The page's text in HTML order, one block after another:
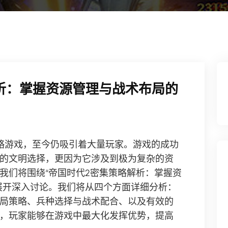
掌握资源管理与战术布局的
戏，至今仍吸引着大量玩家。游戏的成功
文明选择，更因为它涉及到极为复杂的资
们将围绕“帝国时代2密集策略解析：掌握资
深入讨论。我们将从四个方面详细分析：
策略、兵种选择与战术配合、以及有效的
玩家能够在游戏中最大化发挥优势，提高